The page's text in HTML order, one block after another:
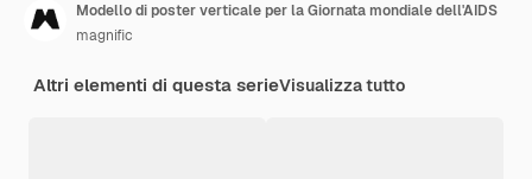
Modello di poster verticale per la Giornata mondiale dell'AIDS
magnific
Altri elementi di questa serieVisualizza tutto